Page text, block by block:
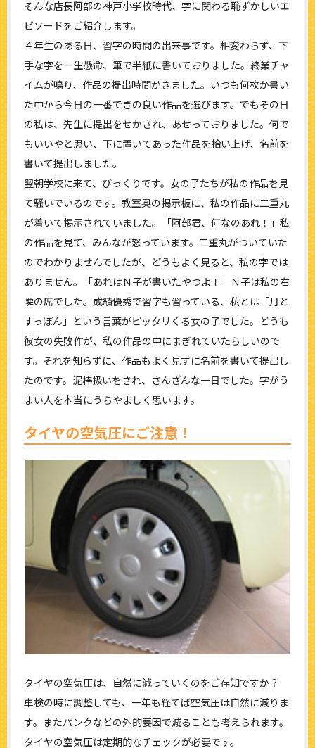
そんな店長阿部の神戸小学校時代、字に関わる恥ずかしいエ
ピソードをご紹介します。
４年生のある日、習字の時間の出来事です。相変わらず、下
手な字を一生懸命、筆で半紙に書いておりました。終業チャ
イムが鳴り、作品の提出時間がきました。いつも何枚か書い
た中から今日の一番できの良い作品を選びます。でもその日
の私は、先生に提出をせかされ、あせっておりました。何で
もいいやと思い、下に置いてあった作品を拾い上げ、名前を
書いて提出しました。
翌朝学校に来て、びっくりです。女の子たちが私の作品を見
て騒いでいるのです。教室奥の掲示板に、私の作品に二重丸
が着いて掲示されていました。「阿部君、何なのあれ！」私
の作品を見て、みんなが怒っています。二重丸がついていた
のでわかりませんでしたが、どうもよく見ると、私の字では
ありません。「あれはＮ子が書いたやつよ！」Ｎ子は私の右
隣の席でした。成績優秀で習字も習っている、私とは「月と
すっぽん」という言葉がピッタリくる女の子でした。どうも
彼女の失敗作が、私の作品の中にまぎれていたらしいので
す。それを知らずに、作品もよく見ずに名前を書いて提出し
たのです。泥棒扱いをされ、さんざんな一日でした。字がう
まい人を本当にうらやましく思います。
タイヤの空気圧にご注意！
タイヤの空気圧は、自然に減っていくのをご存知ですか？
車検の時に調整しても、一年も経てば空気圧は自然に減りま
す。またパンクなどの外的要因で減ることも考えられます。
タイヤの空気圧は定期的なチェックが必要です。